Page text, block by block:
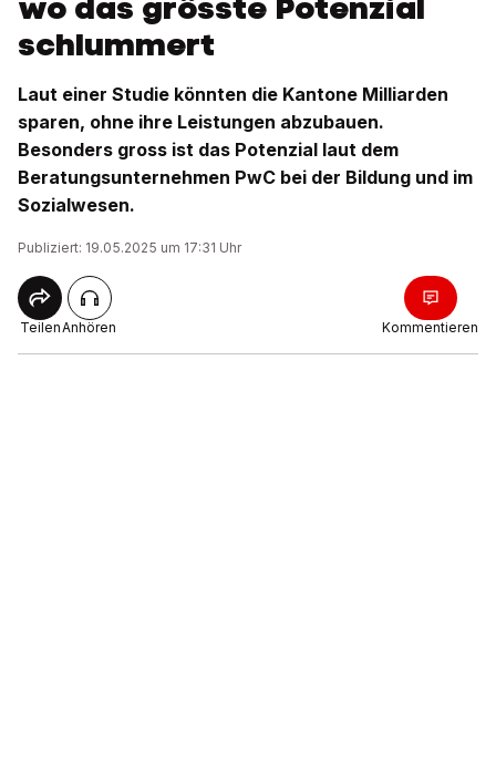
schlummert
Laut einer Studie könnten die Kantone Milliarden
sparen, ohne ihre Leistungen abzubauen.
Besonders gross ist das Potenzial laut dem
Beratungsunternehmen PwC bei der Bildung und im
Sozialwesen.
Publiziert: 19.05.2025 um 17:31 Uhr
TeilenAnhören Kommentieren